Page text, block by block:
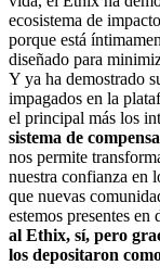
ecosistema de
porque está
diseñado para
Y ya ha demostrado
impagados en la
el principal más los
sistema de
nos permite
nuestra confianza en
que nuevas
estemos presentes
al Ethix, sí, pero
los depositaron